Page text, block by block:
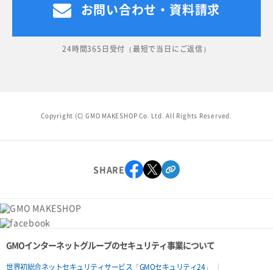
お問い合わせ・資料請求
24時間365日受付（最短で当日にご返信）
Copyright (C) GMO MAKESHOP Co. Ltd. All Rights Reserved.
SHARE
GMOインターネットグループのセキュリティ事業について
世界初総合ネットセキュリティサービス「GMOセキュリティ24」